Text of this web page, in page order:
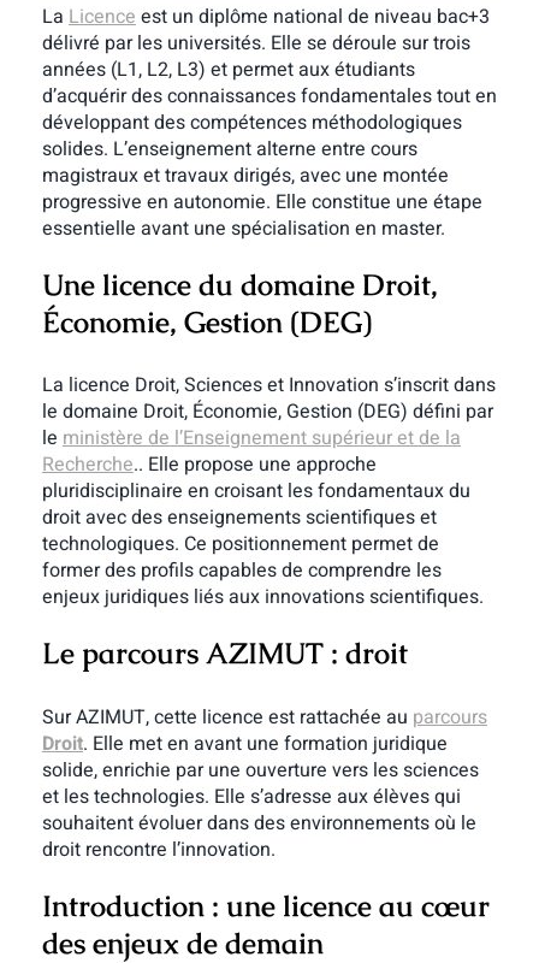
La Licenceest un diplôme national de niveau bac+3
délivré par les universités. Elle se déroule sur trois
années (L1, L2, L3) et permet aux étudiants
d’acquérir des connaissances fondamentales tout en
développant des compétences méthodologiques
solides. L’enseignement alterne entre cours
magistraux et travaux dirigés, avec une montée
progressive en autonomie. Elle constitue une étape
essentielle avant une spécialisation en master.
Une licence du domaine Droit,
Économie, Gestion (DEG)
La licence Droit, Sciences et Innovation s’inscrit dans
le domaine Droit, Économie, Gestion (DEG) défini par
le ministère de l’Enseignement supérieur et de la
Recherche.. Elle propose une approche
pluridisciplinaire en croisant les fondamentaux du
droit avec des enseignements scientifiques et
technologiques. Ce positionnement permet de
former des profils capables de comprendre les
enjeux juridiques liés aux innovations scientifiques.
Le parcours AZIMUT : droit
Sur AZIMUT, cette licence est rattachée au parcours
Droit. Elle met en avant une formation juridique
solide, enrichie par une ouverture vers les sciences
et les technologies. Elle s’adresse aux élèves qui
souhaitent évoluer dans des environnements où le
droit rencontre l’innovation.
Introduction : une licence au cœur
des enjeux de demain